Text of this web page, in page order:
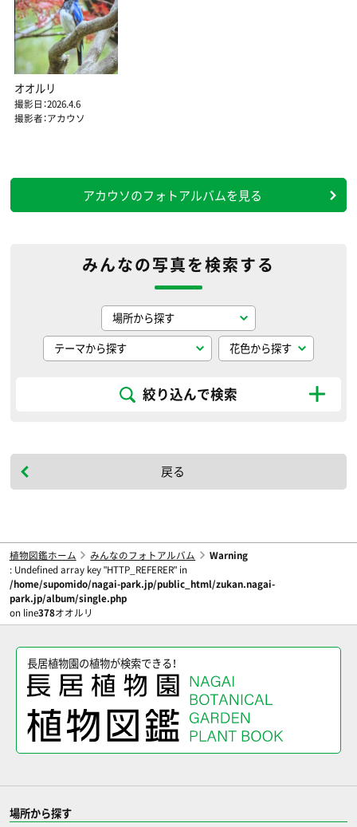
オオルリ
撮影日：2026.4.6
撮影者：アカウソ
アカウソのフォトアルバムを見る
みんなの写真を検索する
絞り込んで検索
戻る
植物図鑑ホーム みんなのフォトアルバム
Warning
: Undefined array key "HTTP_REFERER" in
/home/supomido/nagai-park.jp/public_html/zukan.nagai-
park.jp/album/single.php
on line378オオルリ
長居植物園の植物が検索できる！
場所から探す